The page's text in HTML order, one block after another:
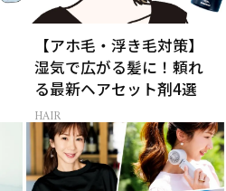
【アホ毛・浮き毛対策】
湿気で広がる髪に！頼れ
る最新ヘアセット剤4選
HAIR